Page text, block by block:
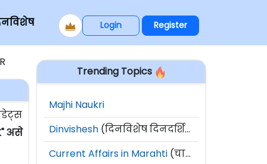
Login Register
असे
Trending Topics
Majhi Naukri
Dinvishesh (दिनविशेष दिनदर्शिका)
Current Affairs in Marahti (चालू घडामोडी)